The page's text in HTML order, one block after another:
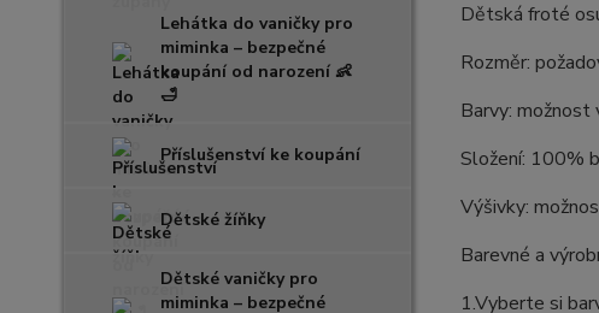
Lehátka do vaničky pro
miminka – bezpečné
koupání od narození 👶
🛁
Příslušenství ke koupání
Dětské žíňky
Dětské vaničky pro
miminka – bezpečné
Dětská froté
Rozměr:
Barvy: možnost
Složení: 100%
Výšivky:
Barevné a
1.Vyberte si